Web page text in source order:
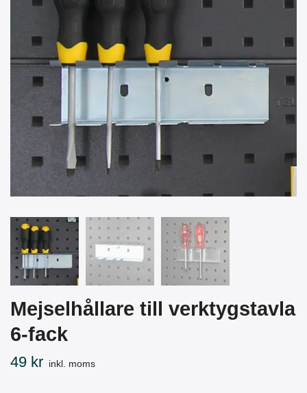
Mejselhållare till verktygstavla
6-fack
49 kr inkl. moms